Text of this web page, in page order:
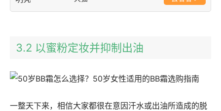
3.2 以蜜粉定妆并抑制出油
一整天下来，相信大家都很在意因汗水或出油所造成的脱